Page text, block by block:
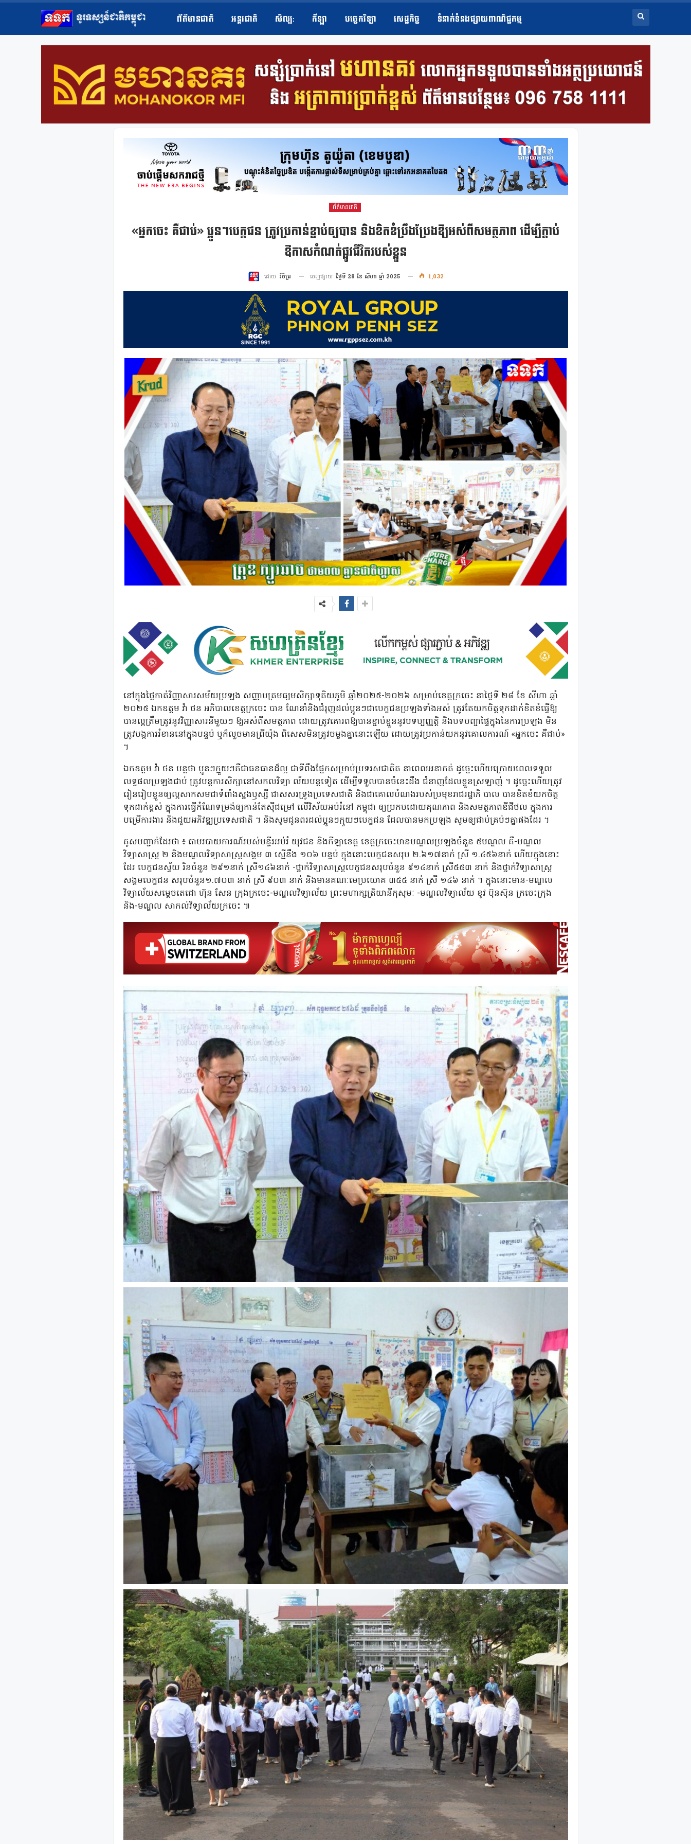
ព័ត៌មានជាតិ អន្តរជាតិ សិល្ប​: កីឡា បច្ចេកវិទ្យា សេដ្ឋកិច្ច ទំនាក់ទំនងផ្សាយពាណិជ្ជកម្ម
ព័ត៌មានជាតិ
«អ្នកចេះ គឺជាប់» ប្អូនៗបេក្ខជន ត្រូវប្រកាន់ខ្ជាប់ឲ្យបាន និងខិតខំប្រឹងប្រែងឱ្យអស់ពីសមត្ថភាព ដើម្បីក្តាប់
ឱកាសកំណត់ផ្លូវជីវិតរបស់ខ្លួន
ដោយ វិចិត្រ ចេញផ្សាយ ថ្ងៃទី 28 ខែ សីហា ឆ្នាំ 2025 1,032
នៅក្នុងថ្ងៃកាត់វិញ្ញាសារសម័យប្រឡង សញ្ញាបត្រមធ្យមសិក្សាទុតិយភូមិ ឆ្នាំ២០២៥-២០២៦ សម្រាប់ខេត្តក្រចេះ នាថ្ងៃទី ២៨ ខែ សីហា ឆ្នាំ
២០២៥ ឯកឧត្តម វ៉ា ថន អភិបាលខេត្តក្រចេះ បាន ណែនាំនិងជំរុញដល់ប្អូនៗជាបេក្ខជនប្រឡងទាំងអស់ ត្រូវតែយកចិត្តទុកដាក់ខិតខំធ្វើឱ្យ
បានល្អត្រឹមត្រូវនូវវិញ្ញាសារនីមួយៗ ឱ្យអស់ពីសមត្ថភាព ដោយត្រូវគោរពឱ្យបានខ្ជាប់ខ្ជួននូវបទប្បញ្ញត្តិ និងបទបញ្ជាផ្ទៃក្នុងនៃការប្រឡង មិន
ត្រូវបង្កការរំខាននៅក្នុងបន្ទប់ ឬក៏លួចមានព្រីយ៉ុង ពិសេសមិនត្រូវចម្លងគ្នានោះឡើយ ដោយត្រូវប្រកាន់យកនូវគោលការណ៍ «អ្នកចេះ គឺជាប់»
។
ឯកឧត្តម វ៉ា ថន បន្តថា ប្អូនៗក្មួយៗគឺជាធនធានដ៏ល្អ ជាទីពឹងផ្នែកសម្រាប់ប្រទរសជាតិត នាពេលអនាគត់ ដូច្នេះហើយក្រោយពេលទទួល
លទ្ធផលប្រឡងជាប់ ត្រូវបន្តការសិក្សានៅសកលវិទ្យា ល័យបន្តទៀត ដើម្បីទទួលបានចំនេះដឹង ជំនាញដែលខ្លួនស្រឡាញ់ ។ ដូច្នេះហើយត្រូវ
រៀនរៀបខ្លួនឲ្យល្អសាកសមជាទំពាំងស្នងឫស្សី ជាសសរទ្រូងប្រទេសជាតិ និងជាគោលបំណងរបស់ប្រមុខរាជរដ្ឋាភិ បាល បានខិតខំយកចិត្ត
ទុកដាក់ខ្ពស់ ក្នុងការធ្វើកំណែទម្រង់ឲ្យកាន់តែស៊ីជម្រៅ លើវិស័យអប់រំនៅ កម្ពុជា ឲ្យប្រកបដោយគុណភាព និងសមត្ថភាពឌីជីថល ក្នុងការ
បម្រើការងារ និងជួយអភិវឌ្ឍប្រទេសជាតិ ។ និងសូមជូនពរដល់ប្អូនៗក្មួយៗបេក្ខជន ដែលបានមកប្រឡង សូមឲ្យជាប់គ្រប់ៗគ្នាផងដែរ ។
គូសបញ្ជាក់ដែរថា ៖ តាមរបាយការណ៍របស់មន្ទីរអប់រំ យុវជន និងកីឡាខេត្ត ខេត្តក្រចេះមានមណ្ឌលប្រឡងចំនួន ៥មណ្ឌល គឺ-មណ្ឌល
វិទ្យាសាស្ត្រ ២ និងមណ្ឌលវិទ្យាសាស្ត្រសង្គម ៣ ស្មើនឹង ១០៦ បន្ទប់ ក្នុងនោះបេក្ខជនសរុប ២.៦១៧នាក់ ស្រី ១.៤៥៦នាក់ ហើយក្នុងនោះ
ដែរ បេក្ខជនស្វ័យ រិនចំនួន ២៩១នាក់ ស្រី១៤៦នាក់ -ថ្នាក់វិទ្យាសាស្ត្របេក្ខជនសរុបចំនួន ៩១៤នាក់ ស្រី៥៥៣ នាក់ និងថ្នាក់វិទ្យាសាស្ត្រ
សង្គមបេក្ខជន សរុបចំនួន១.៧០៣ នាក់ ស្រី ៩០៣ នាក់ និងមានគណៈមេប្រយោគ ៣៥៥ នាក់ ស្រី ១៤៦ នាក់ ។ ក្នុងនោះមាន-មណ្ឌល
វិទ្យាល័យសម្តេចតេជោ ហ៊ុន សែន ក្រុងក្រចេះ-មណ្ឌលវិទ្យាល័យ ព្រះមហាក្សត្រិយានីកុសុមៈ -មណ្ឌលវិទ្យាល័យ ខូវ ប៊ុនស៊ុន ក្រចេះក្រុង
និង-មណ្ឌល សាកល់វិទ្យាល័យក្រចេះ ៕